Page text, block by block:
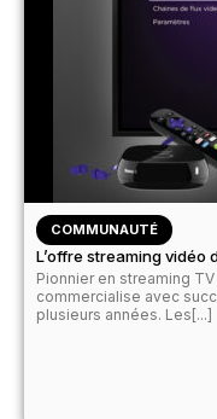
COMMUNAUTÉ
L’offre streaming vidéo
Pionnier en streaming
commercialise avec
plusieurs années. Les[...]